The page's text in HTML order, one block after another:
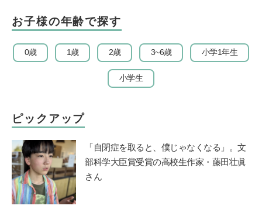
お子様の年齢で探す
0歳 1歳 2歳 3~6歳 小学1年生
小学生
ピックアップ
「自閉症を取ると、僕じゃなくなる」。文
部科学大臣賞受賞の高校生作家・藤田壮眞
さん